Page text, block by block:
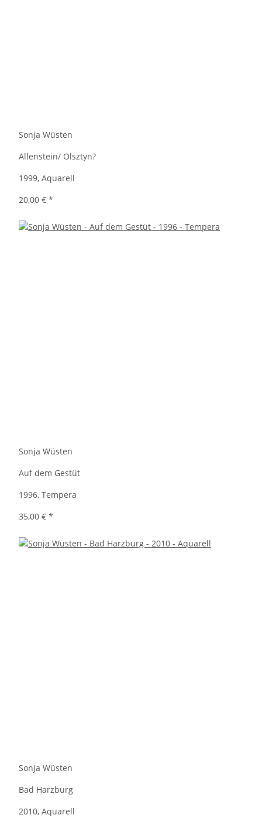
Sonja Wüsten
Allenstein/ Olsztyn?
1999, Aquarell
20,00 € *
Sonja Wüsten
Auf dem Gestüt
1996, Tempera
35,00 € *
Sonja Wüsten
Bad Harzburg
2010, Aquarell